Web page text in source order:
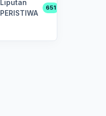
Liputan
PERISTIWA
651